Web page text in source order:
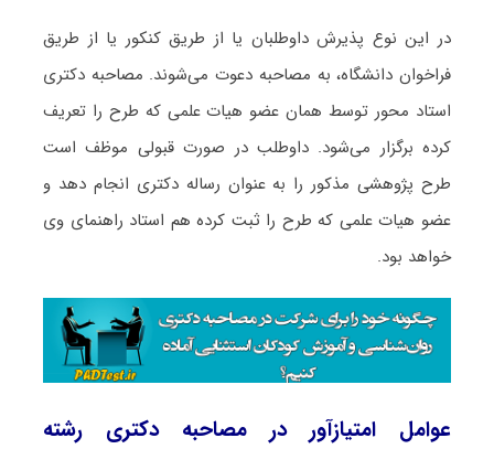
در این نوع پذیرش داوطلبان یا از طریق کنکور یا از طریق
فراخوان دانشگاه، به مصاحبه دعوت می‌شوند. مصاحبه دکتری
استاد محور توسط همان عضو هیات علمی که طرح را تعریف
کرده برگزار می‌شود. داوطلب در صورت قبولی موظف است
طرح پژوهشی مذکور را به عنوان رساله دکتری انجام دهد و
عضو هیات علمی که طرح را ثبت کرده هم استاد راهنمای وی
خواهد بود.
عوامل امتیازآور در مصاحبه دکتری رشته